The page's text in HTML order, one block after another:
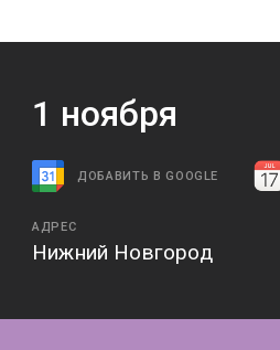
1 ноября
ДОБАВИТЬ В GOOGLE
АДРЕС
Нижний Новгород